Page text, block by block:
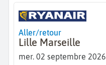
Aller/retour
Lille Marseille
mer. 02 septembre 2026